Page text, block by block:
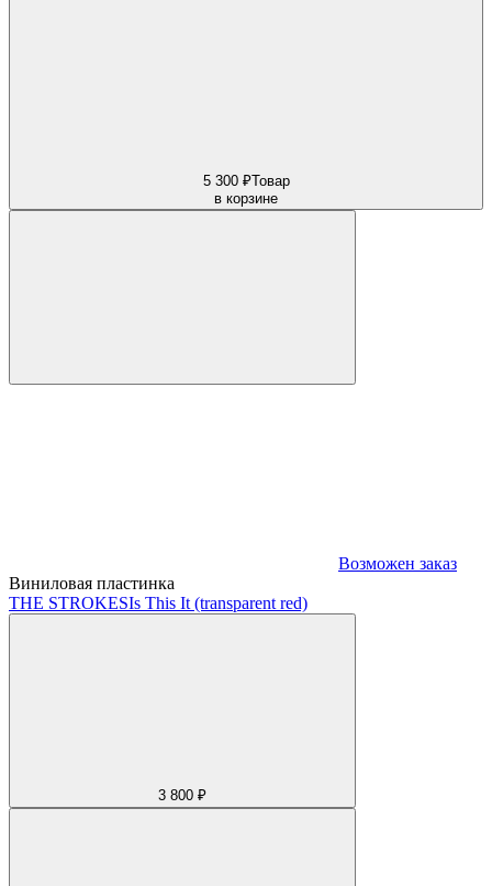
5 300 ₽Товар
в корзине
Возможен заказ
Виниловая пластинка
THE STROKESIs This It (transparent red)
3 800 ₽